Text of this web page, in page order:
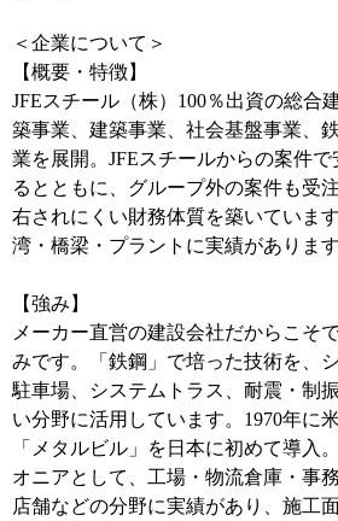
＜企業について＞
【概要・特徴】
JFEスチール（株）100％出資の総合
築事業、建築事業、社会基盤事業、
業を展開。JFEスチールからの案件
るとともに、グループ外の案件も受
右されにくい財務体質を築いていま
湾・橋梁・プラントに実績があります
【強み】
メーカー直営の建設会社だからこそ
みです。「鉄鋼」で培った技術を、
駐車場、システムトラス、耐震・制
い分野に活用しています。1970年に
「メタルビル」を日本に初めて導入
オニアとして、工場・物流倉庫・事
店舗などの分野に実績があり、施工